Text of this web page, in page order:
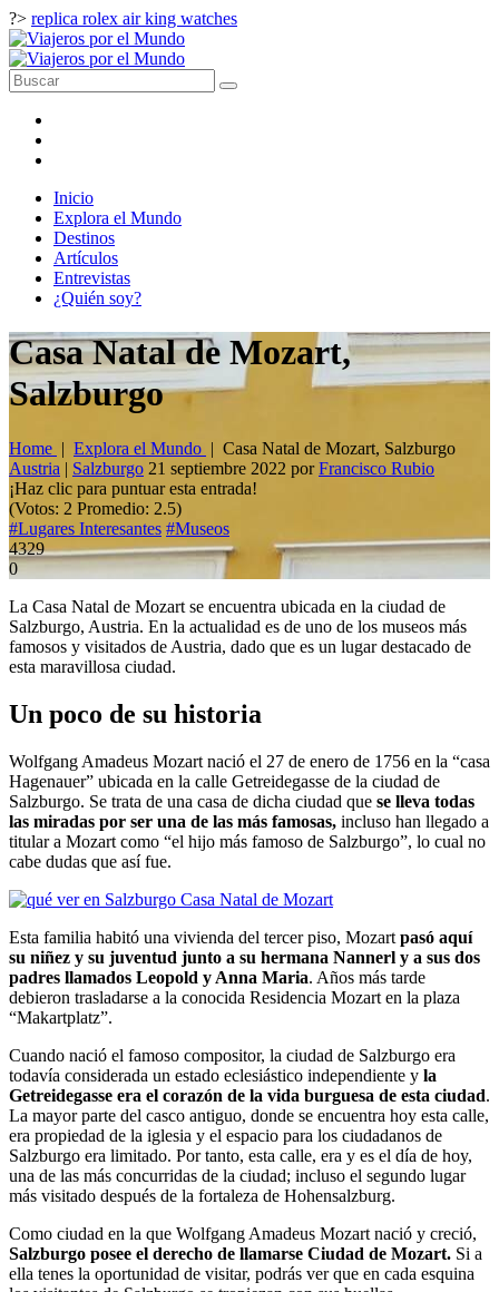
?> replica rolex air king watches
Inicio
Explora el Mundo
Destinos
Artículos
Entrevistas
¿Quién soy?
Casa Natal de Mozart,
Salzburgo
Home | Explora el Mundo | Casa Natal de Mozart, Salzburgo
Austria | Salzburgo 21 septiembre 2022 porFrancisco Rubio
¡Haz clic para puntuar esta entrada!
(Votos: 2 Promedio: 2.5)
#Lugares Interesantes #Museos
4329
0
La Casa Natal de Mozart se encuentra ubicada en la ciudad de
Salzburgo, Austria. En la actualidad es de uno de los museos más
famosos y visitados de Austria, dado que es un lugar destacado de
esta maravillosa ciudad.
Un poco de su historia
Wolfgang Amadeus Mozart nació el 27 de enero de 1756 en la “casa
Hagenauer” ubicada en la calle Getreidegasse de la ciudad de
Salzburgo. Se trata de una casa de dicha ciudad que se lleva todas
las miradas por ser una de las más famosas, incluso han llegado a
titular a Mozart como “el hijo más famoso de Salzburgo”, lo cual no
cabe dudas que así fue.
Esta familia habitó una vivienda del tercer piso, Mozart pasó aquí
su niñez y su juventud junto a su hermana Nannerl y a sus dos
padres llamados Leopold y Anna Maria. Años más tarde
debieron trasladarse a la conocida Residencia Mozart en la plaza
“Makartplatz”.
Cuando nació el famoso compositor, la ciudad de Salzburgo era
todavía considerada un estado eclesiástico independiente y la
Getreidegasse era el corazón de la vida burguesa de esta ciudad.
La mayor parte del casco antiguo, donde se encuentra hoy esta calle,
era propiedad de la iglesia y el espacio para los ciudadanos de
Salzburgo era limitado. Por tanto, esta calle, era y es el día de hoy,
una de las más concurridas de la ciudad; incluso el segundo lugar
más visitado después de la fortaleza de Hohensalzburg.
Como ciudad en la que Wolfgang Amadeus Mozart nació y creció,
Salzburgo posee el derecho de llamarse Ciudad de Mozart. Si a
ella tenes la oportunidad de visitar, podrás ver que en cada esquina